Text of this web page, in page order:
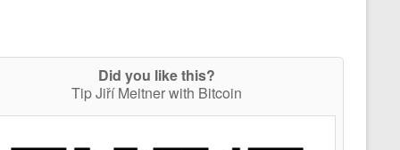
Did you like this?
Tip Jiří Meitner with Bitcoin